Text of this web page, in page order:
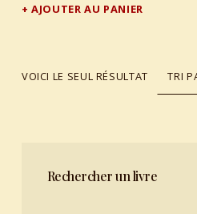
AJOUTER AU PANIER
VOICI LE SEUL RÉSULTAT
Rechercher un livre